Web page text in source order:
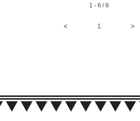
1 - 6 / 6
< 1 >